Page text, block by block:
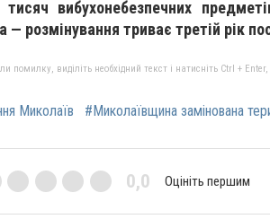
вибухонебезпечних
— розмінування триває третій рік
помилку, виділіть необхідний текст і натисніть Ctrl +
Миколаїв #Миколаївщина замінована
0,0 Оцініть першим